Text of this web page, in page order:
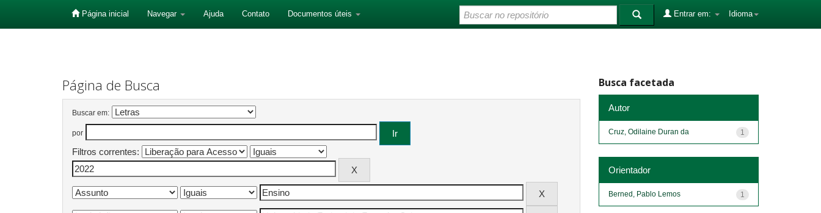
Página inicial Navegar Ajuda Contato Documentos úteis Idioma
Entrar em:
Página de Busca
Buscar em:
por
Filtros correntes:
Busca facetada
Autor
1
Cruz, Odilaine Duran da
Orientador
1
Berned, Pablo Lemos